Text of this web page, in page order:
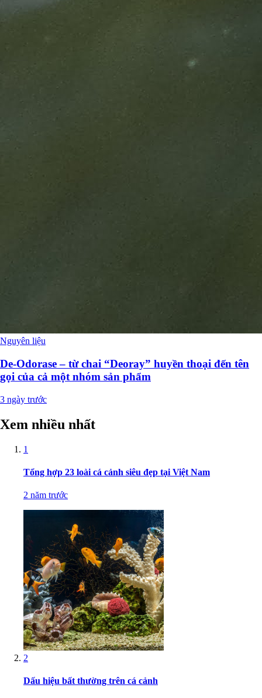
Nguyên liệu
De-Odorase – từ chai “Deoray” huyền thoại đến tên
gọi của cả một nhóm sản phẩm
3 ngày trước
Xem nhiều nhất
1
Tổng hợp 23 loài cá cảnh siêu đẹp tại Việt Nam
2 năm trước
2
Dấu hiệu bất thường trên cá cảnh